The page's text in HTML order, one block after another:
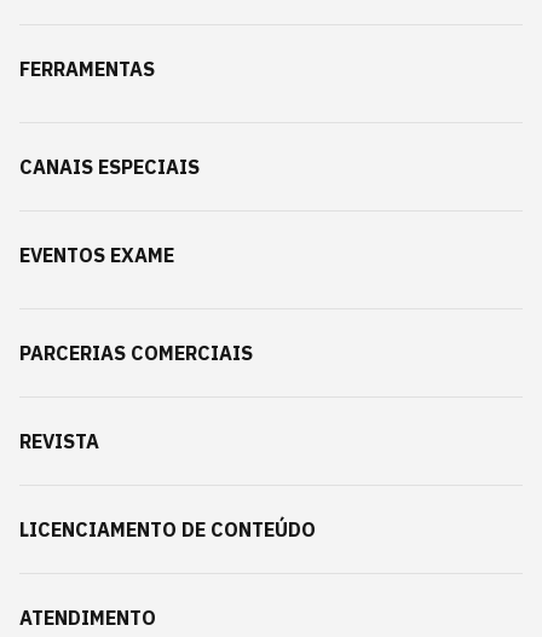
FERRAMENTAS
CANAIS ESPECIAIS
EVENTOS EXAME
PARCERIAS COMERCIAIS
REVISTA
LICENCIAMENTO DE CONTEÚDO
ATENDIMENTO